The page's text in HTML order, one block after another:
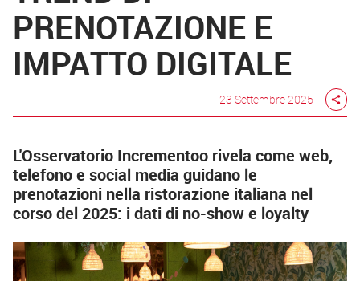
PRENOTAZIONE E
IMPATTO DIGITALE
23 Settembre 2025 share
L'Osservatorio Incrementoo rivela come web,
telefono e social media guidano le
prenotazioni nella ristorazione italiana nel
corso del 2025: i dati di no-show e loyalty